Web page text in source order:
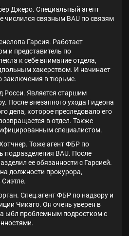
Джеро. Специальный агент
числился связным BAU по связям
Гарсия. Работает
и представитель по
к себе внимание отдела,
хакерством. И начинает
заключения в тюрьме.
Росси. Является старшим
После внезапного ухода Гидеона
дела, которое преследовало его
в отдел. Также
специалистом.
Тоже агент ФБР по
подразделения BAU. После
ее обязанности с Гарсией.
должности прокурора,
Спец.агент ФБР по надзору и
Чикаго. Он очень уверен в
ыбл проблемным подростком с